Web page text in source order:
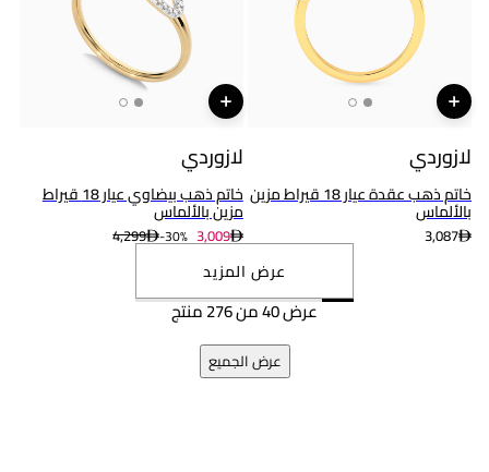
لازوردي
خاتم ذهب عقدة عيار 18 قيراط مزين
بالألماس
3,087
لازوردي
خاتم ذهب بيضاوي عيار 18 قيراط
مزين بالألماس
4,299 30%- 3,009
عرض المزيد
عرض 40 من 276 منتج
عرض الجميع